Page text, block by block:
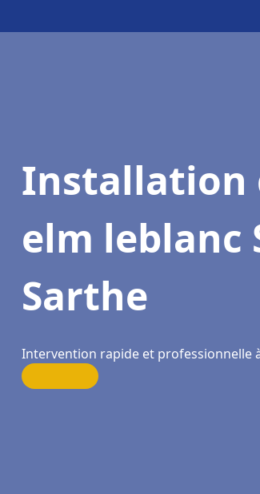
Installation
elm leblanc
Sarthe
Intervention rapide et professionnelle